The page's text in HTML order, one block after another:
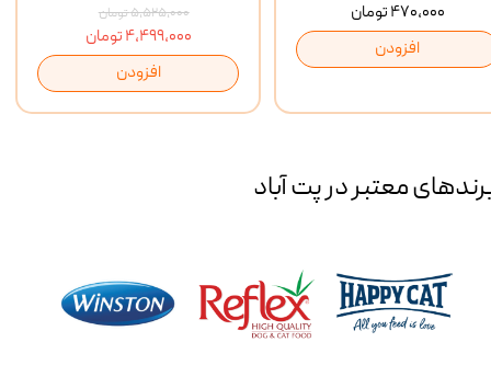
۵,۵۲۵,۰۰۰ تومان
۴,۴۹۹,۰۰۰ تومان
افزودن
۴۷۰,۰۰۰ تومان
افزودن
معتبر در پت آباد